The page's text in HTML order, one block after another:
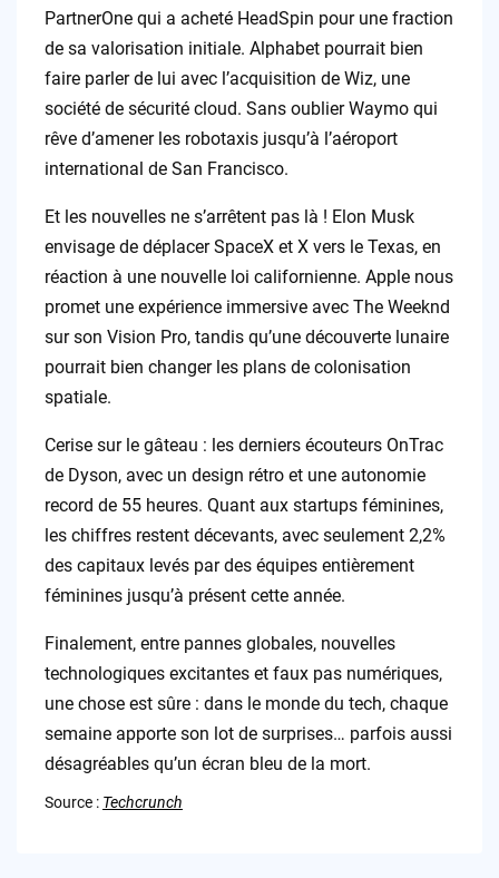
PartnerOne qui a acheté HeadSpin pour une fraction
de sa valorisation initiale. Alphabet pourrait bien
faire parler de lui avec l’acquisition de Wiz, une
société de sécurité cloud. Sans oublier Waymo qui
rêve d’amener les robotaxis jusqu’à l’aéroport
international de San Francisco.
Et les nouvelles ne s’arrêtent pas là ! Elon Musk
envisage de déplacer SpaceX et X vers le Texas, en
réaction à une nouvelle loi californienne. Apple nous
promet une expérience immersive avec The Weeknd
sur son Vision Pro, tandis qu’une découverte lunaire
pourrait bien changer les plans de colonisation
spatiale.
Cerise sur le gâteau : les derniers écouteurs OnTrac
de Dyson, avec un design rétro et une autonomie
record de 55 heures. Quant aux startups féminines,
les chiffres restent décevants, avec seulement 2,2%
des capitaux levés par des équipes entièrement
féminines jusqu’à présent cette année.
Finalement, entre pannes globales, nouvelles
technologiques excitantes et faux pas numériques,
une chose est sûre : dans le monde du tech, chaque
semaine apporte son lot de surprises… parfois aussi
désagréables qu’un écran bleu de la mort.
Source : Techcrunch